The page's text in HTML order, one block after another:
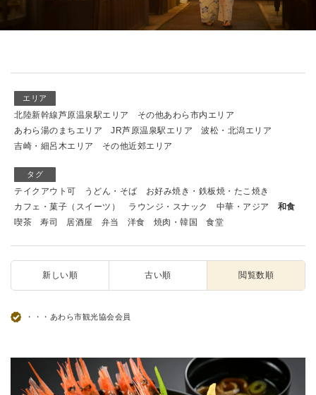
エリア
北陸新幹線芦原温泉駅エリア
その他あわら市内エリア
あわら湯のまちエリア
JR芦原温泉駅エリア
波松・北潟エリア
吉崎・細呂木エリア
その他近郊エリア
タグ
テイクアウト可 うどん・そば
お好み焼き・鉄板焼・たこ焼き
カフェ・菓子（スイーツ）
ラウンジ・スナック 中華・アジア
和食
喫茶
寿司 居酒屋 弁当 洋食 焼肉・韓国 食堂
新しい順 古い順 閲覧数順
・・・あわら市観光協会会員